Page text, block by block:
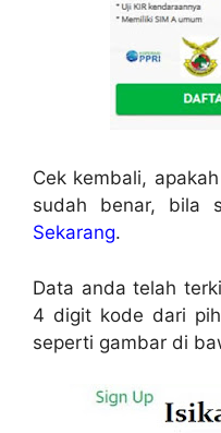
Cek kembali,
sudah benar, bila
Sekarang.
Data anda telah
4 digit kode dari
seperti gambar di